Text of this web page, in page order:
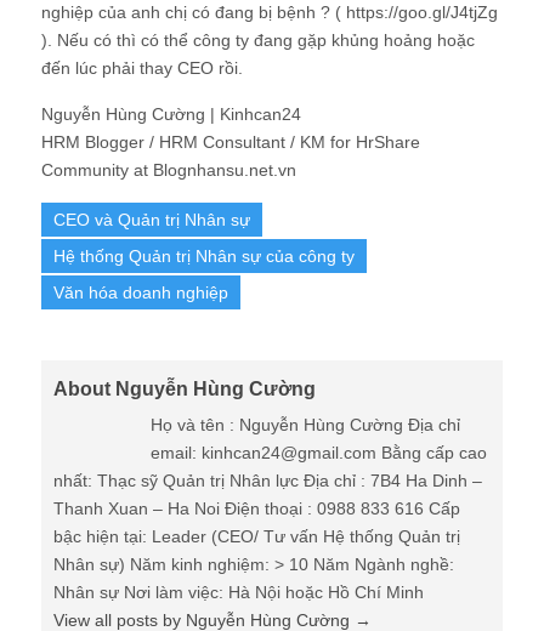
nghiệp của anh chị có đang bị bệnh ? ( https://goo.gl/J4tjZg
). Nếu có thì có thể công ty đang gặp khủng hoảng hoặc
đến lúc phải thay CEO rồi.
Nguyễn Hùng Cường | Kinhcan24
HRM Blogger / HRM Consultant / KM for HrShare
Community at Blognhansu.net.vn
CEO và Quản trị Nhân sự
Hệ thống Quản trị Nhân sự của công ty
Văn hóa doanh nghiệp
About Nguyễn Hùng Cường
Họ và tên : Nguyễn Hùng Cường Địa chỉ
email: kinhcan24@gmail.com Bằng cấp cao
nhất: Thạc sỹ Quản trị Nhân lực Địa chỉ : 7B4 Ha Dinh –
Thanh Xuan – Ha Noi Điện thoại : 0988 833 616 Cấp
bậc hiện tại: Leader (CEO/ Tư vấn Hệ thống Quản trị
Nhân sự) Năm kinh nghiệm: > 10 Năm Ngành nghề:
Nhân sự Nơi làm việc: Hà Nội hoặc Hồ Chí Minh
View all posts by Nguyễn Hùng Cường →